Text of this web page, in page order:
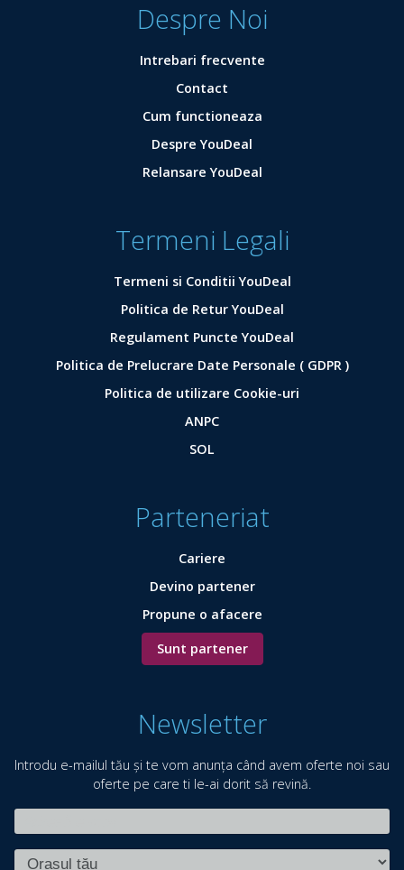
Despre Noi
Intrebari frecvente
Contact
Cum functioneaza
Despre YouDeal
Relansare YouDeal
Termeni Legali
Termeni si Conditii YouDeal
Politica de Retur YouDeal
Regulament Puncte YouDeal
Politica de Prelucrare Date Personale ( GDPR )
Politica de utilizare Cookie-uri
ANPC
SOL
Parteneriat
Cariere
Devino partener
Propune o afacere
Sunt partener
Newsletter
Introdu e-mailul tău și te vom anunța când avem oferte noi sau
oferte pe care ti le-ai dorit să revină.